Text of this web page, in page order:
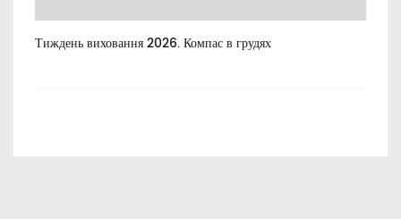
Тиждень виховання 2026. Компас в грудях